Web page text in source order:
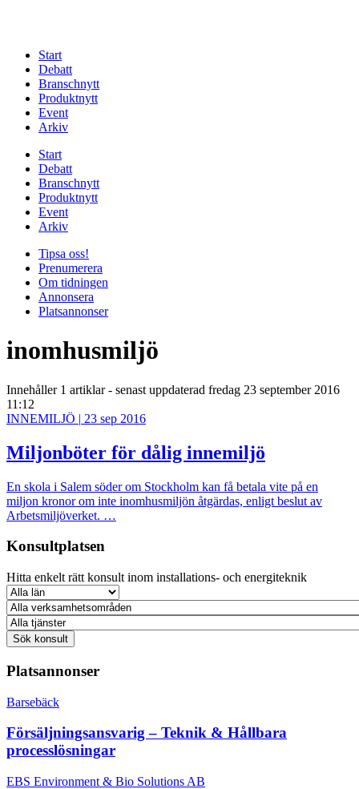
Start
Debatt
Branschnytt
Produktnytt
Event
Arkiv
Start
Debatt
Branschnytt
Produktnytt
Event
Arkiv
Tipsa oss!
Prenumerera
Om tidningen
Annonsera
Platsannonser
inomhusmiljö
Innehåller 1 artiklar- senast uppdaterad fredag 23 september 2016
11:12
INNEMILJÖ | 23 sep 2016
Miljonböter för dålig innemiljö
En skola i Salem söder om Stockholm kan få betala vite på en
miljon kronor om inte inomhusmiljön åtgärdas, enligt beslut av
Arbetsmiljöverket. …
Konsultplatsen
Hitta enkelt rätt konsult inom installations- och energiteknik
Platsannonser
Barsebäck
Försäljningsansvarig – Teknik & Hållbara
processlösningar
EBS Environment & Bio Solutions AB